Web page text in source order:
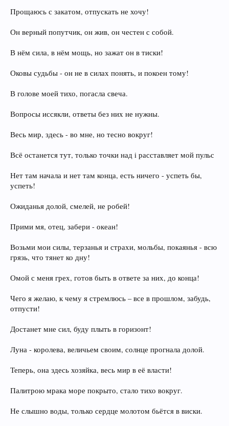
Прощаюсь с закатом, отпускать не хочу!
Он верный попутчик, он жив, он честен с собой.
В нём сила, в нём мощь, но зажат он в тиски!
Оковы судьбы - он не в силах понять, и покоен тому!
В голове моей тихо, погасла свеча.
Вопросы иссякли, ответы без них не нужны.
Весь мир, здесь - во мне, но тесно вокруг!
Всё останется тут, только точки над i расставляет мой пульс
Нет там начала и нет там конца, есть ничего - успеть бы,
успеть!
Ожиданья долой, смелей, не робей!
Прими мя, отец, забери - океан!
Возьми мои силы, терзанья и страхи, мольбы, покаянья - всю
грязь, что тянет ко дну!
Омой с меня грех, готов быть в ответе за них, до конца!
Чего я желаю, к чему я стремлюсь – все в прошлом, забудь,
отпусти!
Достанет мне сил, буду плыть в горизонт!
Луна - королева, величьем своим, солнце прогнала долой.
Теперь, она здесь хозяйка, весь мир в её власти!
Палитрою мрака море покрыто, стало тихо вокруг.
Не слышно воды, только сердце молотом бьётся в виски.